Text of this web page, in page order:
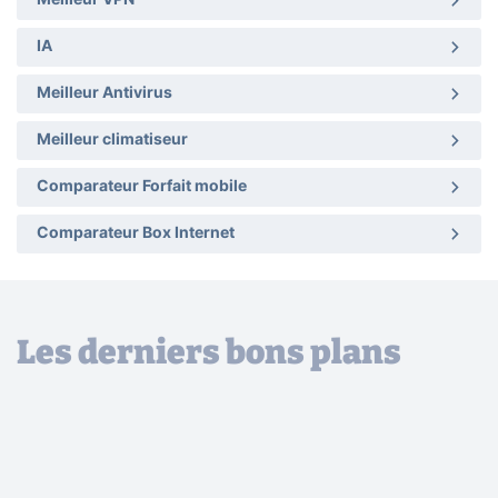
IA
Meilleur Antivirus
Meilleur climatiseur
Comparateur Forfait mobile
Comparateur Box Internet
Les derniers bons plans